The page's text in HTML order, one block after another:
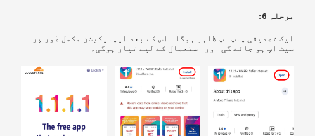
مرحلہ 6:
ایک تصدیقی پاپ اپ ظاہر ہوگا۔ اس کے بعد ایپلیکیشن مکمل طور پر
سیٹ اپ ہو جائے گی اور استعمال کے لیے تیار ہوگی۔